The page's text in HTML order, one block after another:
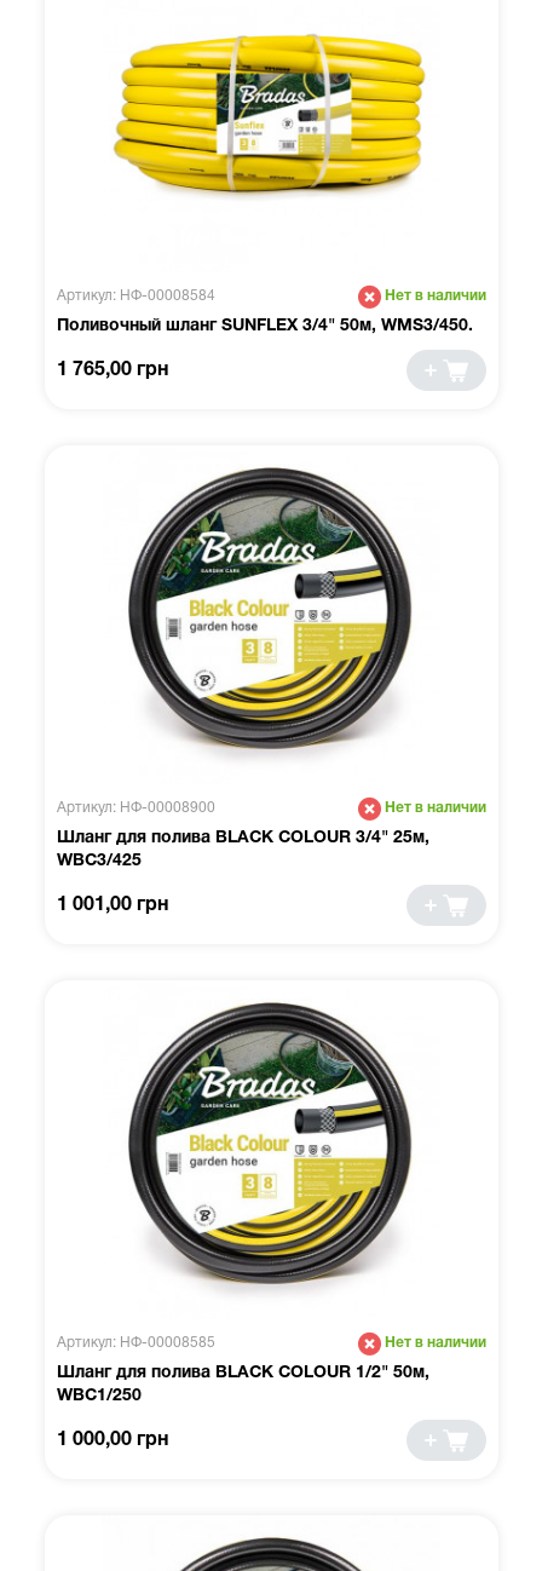
Артикул: НФ-00008584 Нет в наличии
Поливочный шланг SUNFLEX 3/4" 50м, WMS3/450.
1 765,00 грн
Артикул: НФ-00008900 Нет в наличии
Шланг для полива BLACK COLOUR 3/4" 25м,
WBC3/425
1 001,00 грн
Артикул: НФ-00008585 Нет в наличии
Шланг для полива BLACK COLOUR 1/2" 50м,
WBC1/250
1 000,00 грн